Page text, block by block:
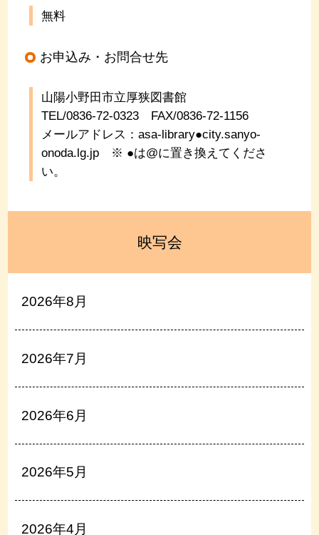
無料
お申込み・お問合せ先
山陽小野田市立厚狭図書館
TEL/0836-72-0323
FAX/0836-72-1156
メールアドレス：asa-library●city.sanyo-
onoda.lg.jp ※ ●は@に置き換えてくださ
い。
映写会
2026年8月
2026年7月
2026年6月
2026年5月
2026年4月